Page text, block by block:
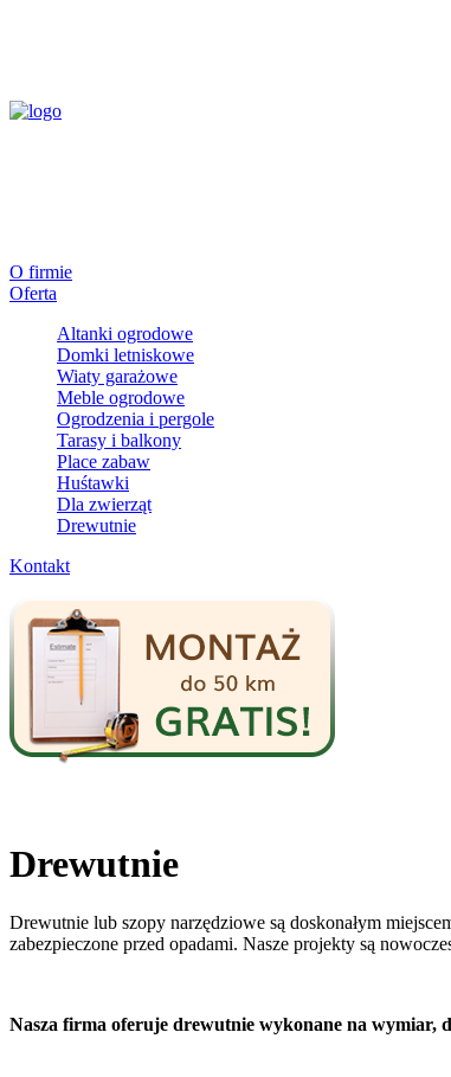
O firmie
Oferta
Altanki ogrodowe
Domki letniskowe
Wiaty garażowe
Meble ogrodowe
Ogrodzenia i pergole
Tarasy i balkony
Place zabaw
Huśtawki
Dla zwierząt
Drewutnie
Kontakt
Drewutnie
Drewutnie lub szopy narzędziowe są doskonałym
zabezpieczone przed opadami. Nasze projekty są
Nasza firma oferuje drewutnie wykonane na wymiar,